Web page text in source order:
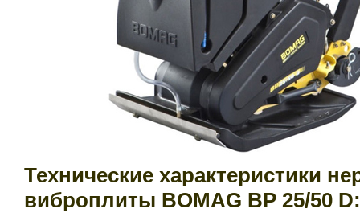
Технические характеристики
виброплиты BOMAG ВР 25/50 D: